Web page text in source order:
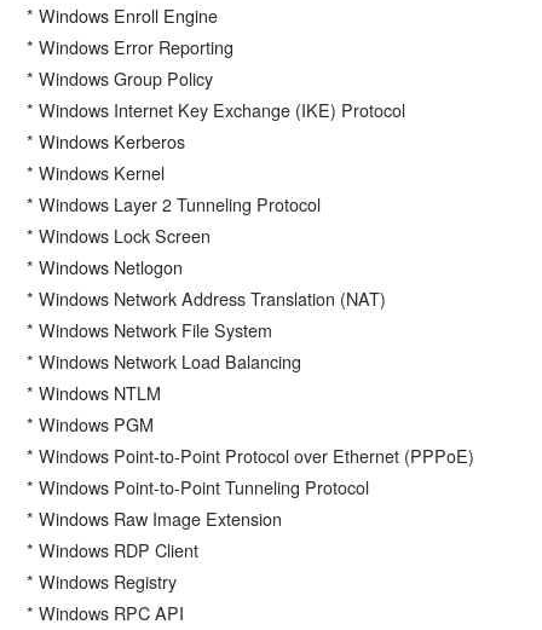
* Windows Enroll Engine
* Windows Error Reporting
* Windows Group Policy
* Windows Internet Key Exchange (IKE) Protocol
* Windows Kerberos
* Windows Kernel
* Windows Layer 2 Tunneling Protocol
* Windows Lock Screen
* Windows Netlogon
* Windows Network Address Translation (NAT)
* Windows Network File System
* Windows Network Load Balancing
* Windows NTLM
* Windows PGM
* Windows Point-to-Point Protocol over Ethernet (PPPoE)
* Windows Point-to-Point Tunneling Protocol
* Windows Raw Image Extension
* Windows RDP Client
* Windows Registry
* Windows RPC API